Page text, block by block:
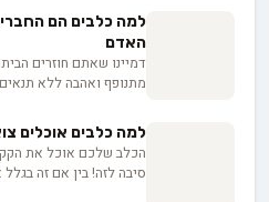
הבית לכלב, בין אם
שמשתנה בין גורים
כמה זה עולה, אלא כמה
כשמבקשים ממנו פרטים.
למה כלבים הם
האדם
דמיינו שאתם חוזרים
מתנופף ואהבה ללא
שצאצאי זאבים פראיים
מגלה המדע על הכוח של
הנפשית?
למה כלבים אוכלים
הכלב שלכם אוכל את
סיבה לזה! בין אם זה